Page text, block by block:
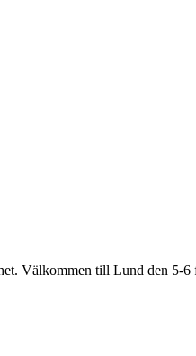
Välkommen till Lund den 5-6